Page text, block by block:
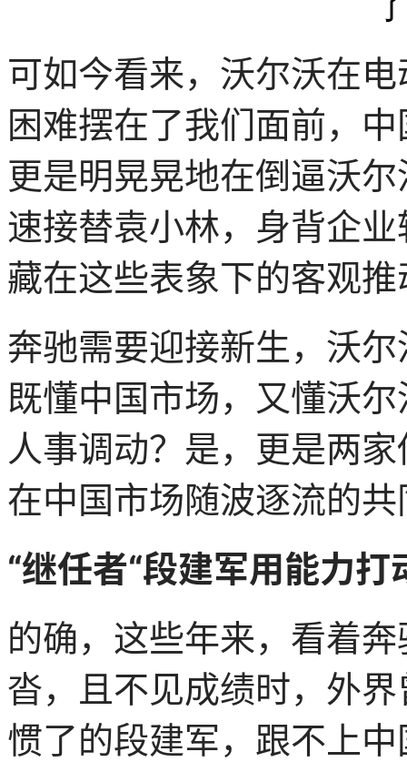
可如今看来，沃尔沃在
困难摆在了我们面前，
更是明晃晃地在倒逼沃
速接替袁小林，身背企
藏在这些表象下的客观
奔驰需要迎接新生，沃
既懂中国市场，又懂沃
人事调动？是，更是两
在中国市场随波逐流的
“继任者“段建军用能力打
的确，这些年来，看着
沓，且不见成绩时，外
惯了的段建军，跟不上